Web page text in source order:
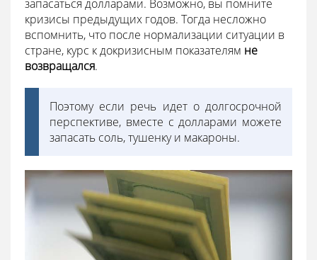
запасаться долларами. Возможно, вы помните
кризисы предыдущих годов. Тогда несложно
вспомнить, что после нормализации ситуации в
стране, курс к докризисным показателям не
возвращался.
Поэтому если речь идет о долгосрочной
перспективе, вместе с долларами можете
запасать соль, тушенку и макароны.